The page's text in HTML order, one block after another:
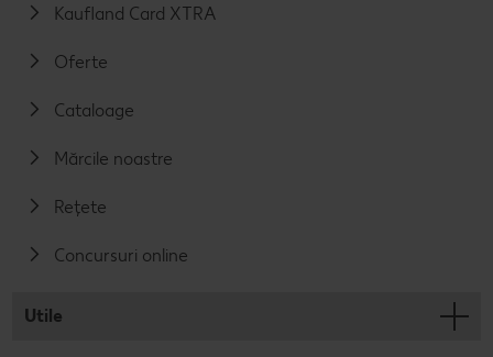
Kaufland Card XTRA
Oferte
Cataloage
Mărcile noastre
Rețete
Concursuri online
Utile